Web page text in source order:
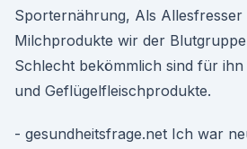
Sporternährung, Als
Milchprodukte wir der
Schlecht bekömmlich sind für
und Geflügelfleischprodukte.
- gesundheitsfrage.net Ich war